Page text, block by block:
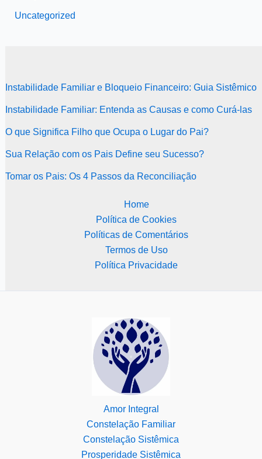
Uncategorized
Instabilidade Familiar e Bloqueio Financeiro: Guia Sistêmico
Instabilidade Familiar: Entenda as Causas e como Curá-las
O que Significa Filho que Ocupa o Lugar do Pai?
Sua Relação com os Pais Define seu Sucesso?
Tomar os Pais: Os 4 Passos da Reconciliação
Home
Política de Cookies
Políticas de Comentários
Termos de Uso
Política Privacidade
Amor Integral
Constelação Familiar
Constelação Sistêmica
Prosperidade Sistêmica